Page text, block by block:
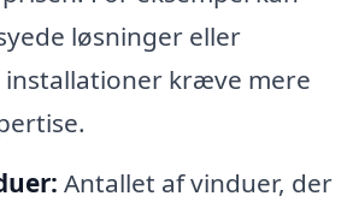
løsninger eller
kræve mere
Antallet af vinduer, der